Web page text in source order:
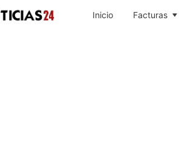
Inicio Facturas